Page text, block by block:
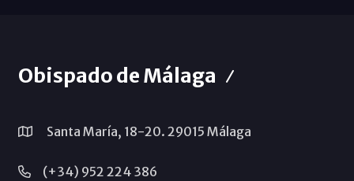
Obispado de Málaga
Santa María, 18-20. 29015 Málaga
(+34) 952 224 386